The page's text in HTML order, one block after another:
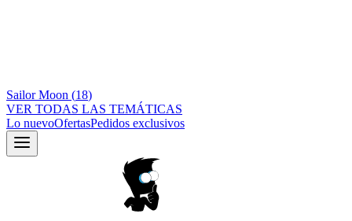
Sailor Moon (18)
VER TODAS LAS TEMÁTICAS
Lo nuevoOfertasPedidos exclusivos